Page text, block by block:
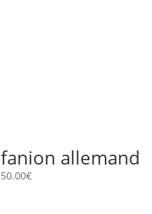
fanion allemand
50.00€